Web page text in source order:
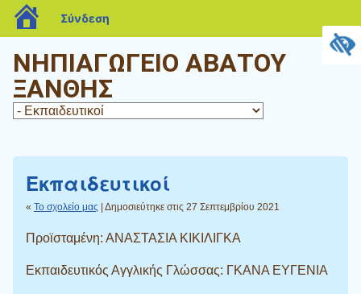
ΝΗΠΙΑΓΩΓΕΙΟ ΑΒΑΤΟΥ
ΞΑΝΘΗΣ
Εκπαιδευτικοί
« Το σχολείο μας | Δημοσιεύτηκε στις 27 Σεπτεμβρίου 2021
Προϊσταμένη: ΑΝΑΣΤΑΣΙΑ ΚΙΚΙΛΙΓΚΑ
Εκπαιδευτικός Αγγλικής Γλώσσας: ΓΚΑΝΑ ΕΥΓΕΝΙΑ
blogs.sch.gr
Σύνδεση